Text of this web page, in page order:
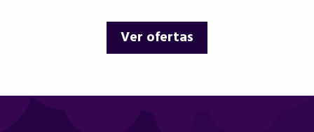
es:
9,95 €.
Ver ofertas